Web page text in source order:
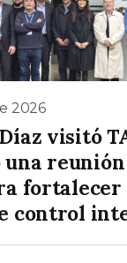
2026
visitó
reunión
fortalecer
control